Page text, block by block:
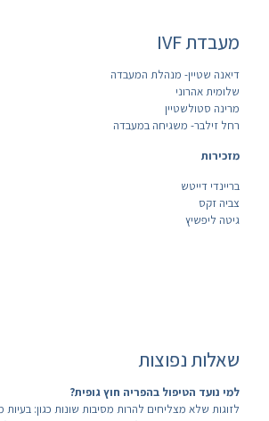
מעבדת IVF
דיאנה שטיין- מנהלת המעבדה
שלומית אהרוני
מרינה סטולשטיין
רחל זילבר- משגיחה במעבדה
מזכירות
בריינדי דייטש
צביה זקס
גיטה ליפשיץ
שאלות נפוצות
למי נועד הטיפול בהפריה חוץ גופית?
לזוגות שלא מצליחים להרות מסיבות שונות כגון: